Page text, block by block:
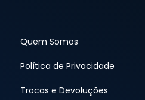
Quem Somos
Política de Privacidade
Trocas e Devoluções